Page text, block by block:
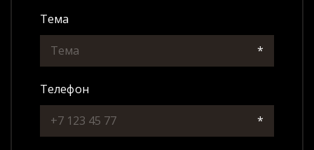
Тема
*
Телефон
*